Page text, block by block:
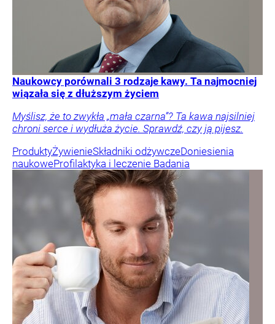
Naukowcy porównali 3 rodzaje kawy. Ta najmocniej
wiązała się z dłuższym życiem
Myślisz, że to zwykła „mała czarna”? Ta kawa najsilniej
chroni serce i wydłuża życie. Sprawdź, czy ją pijesz.
ProduktyŻywienieSkładniki odżywczeDoniesienia
naukoweProfilaktyka i leczenie Badania